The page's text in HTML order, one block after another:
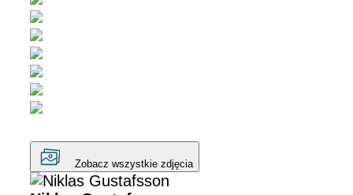
Zobacz wszystkie zdjęcia